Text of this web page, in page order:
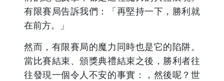
有限賽局告訴我們：「再堅持一下，勝利就
在前方。」
然而，有限賽局的魔力同時也是它的陷阱。
當比賽結束、頒獎典禮結束之後，勝利者往
往發現一個令人不安的事實：，然後呢？世